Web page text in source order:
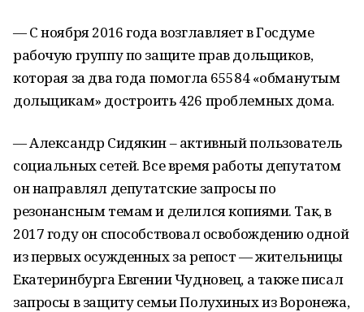
— С ноября 2016 года возглавляет в Госдуме
рабочую группу по защите прав дольщиков,
которая за два года помогла 65584 «обманутым
дольщикам» достроить 426 проблемных дома.
— Александр Сидякин – активный пользователь
социальных сетей. Все время работы депутатом
он направлял депутатские запросы по
резонансным темам и делился копиями. Так, в
2017 году он способствовал освобождению одной
из первых осужденных за репост — жительницы
Екатеринбурга Евгении Чудновец, а также писал
запросы в защиту семьи Полухиных из Воронежа,